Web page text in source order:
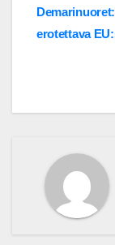
Post
erotettava